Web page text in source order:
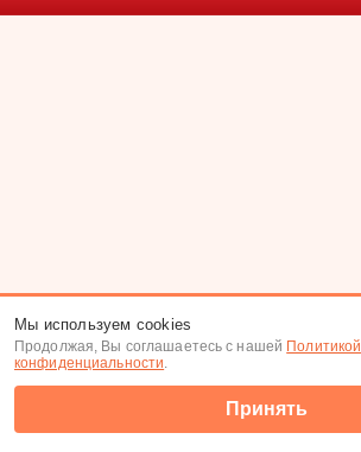
Мы используем cookies
Продолжая, Вы соглашаетесь с нашей Политикой
конфиденциальности.
Принять